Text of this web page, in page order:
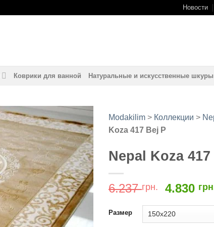
Новости
Коврики для ванной Натуральные и искусственные шкуры
Добавить
в
избранное
Modakilim > Коллекции >
Koza 417 Bej P
Nepal Koza
6.237грн.
6.237
4.830
Размер